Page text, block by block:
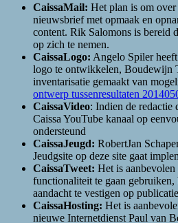
CaissaMail: Het plan is om
nieuwsbrief met opmaak en
content. Rik Salomons is bereid
op zich te nemen.
CaissaLogo: Angelo Spiler
logo te ontwikkelen, Boudewijn
inventarisatie gemaakt van
ontwerp tussenresultaten
CaissaVideo: Indien de
Caissa YouTube kanaal op
ondersteund
CaissaJeugd: RobertJan
Jeudgsite op deze site gaat
CaissaTweet: Het is
functionaliteit te gaan
aandacht te vestigen op
CaissaHosting: Het is
nieuwe Internetdienst Paul van